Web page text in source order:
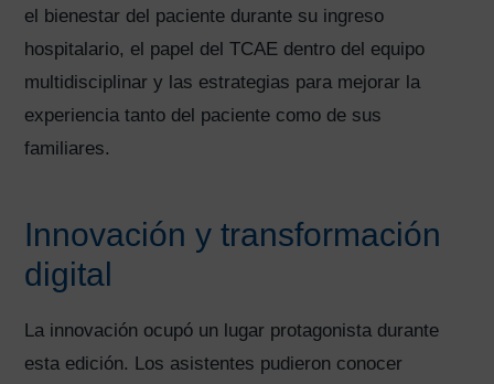
el bienestar del paciente durante su ingreso
hospitalario, el papel del TCAE dentro del equipo
multidisciplinar y las estrategias para mejorar la
experiencia tanto del paciente como de sus
familiares.
Innovación y transformación
digital
La innovación ocupó un lugar protagonista durante
esta edición. Los asistentes pudieron conocer